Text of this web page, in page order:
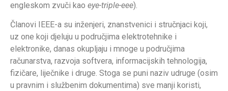
engleskom zvuči kao eye-triple-eee).
Članovi IEEE-a su inženjeri, znanstvenici i stručnjaci koji,
uz one koji djeluju u područjima elektrotehnike i
elektronike, danas okupljaju i mnoge u područjima
računarstva, razvoja softvera, informacijskih tehnologija,
fizičare, liječnike i druge. Stoga se puni naziv udruge (osim
u pravnim i službenim dokumentima) sve manji koristi,